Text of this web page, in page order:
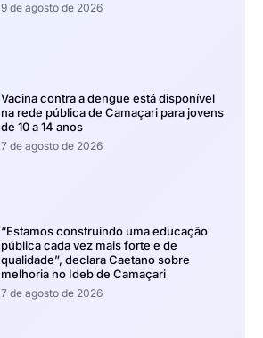
9 de agosto de 2026
Vacina contra a dengue está disponível
na rede pública de Camaçari para jovens
de 10 a 14 anos
7 de agosto de 2026
“Estamos construindo uma educação
pública cada vez mais forte e de
qualidade”, declara Caetano sobre
melhoria no Ideb de Camaçari
7 de agosto de 2026